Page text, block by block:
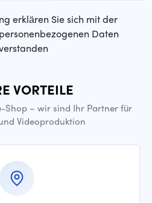
erklären Sie sich mit der
Daten
VORTEILE
Shop – wir sind Ihr Partner für
Videoproduktion